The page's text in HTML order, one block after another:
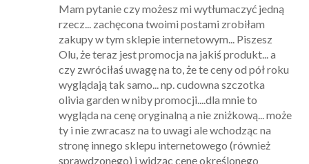
Mam pytanie czy możesz mi wytłumaczyć jedną
rzecz... zachęcona twoimi postami zrobiłam
zakupy w tym sklepie internetowym... Piszesz
Olu, że teraz jest promocja na jakiś produkt... a
czy zwróciłaś uwagę na to, że te ceny od pół roku
wyglądają tak samo... np. cudowna szczotka
olivia garden w niby promocji....dla mnie to
wygląda na cenę oryginalną a nie zniżkową... może
ty i nie zwracasz na to uwagi ale wchodząc na
stronę innego sklepu internetowego (również
sprawdzonego) i widząc cenę określonego